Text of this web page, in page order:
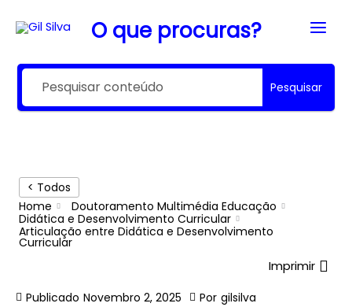
content
O que procuras?
Pesquisar
< Todos
Home
Doutoramento Multimédia Educação
Didática e Desenvolvimento Curricular
Articulação entre Didática e Desenvolvimento
Curricular
Imprimir
Publicado Novembro 2, 2025 Por gilsilva